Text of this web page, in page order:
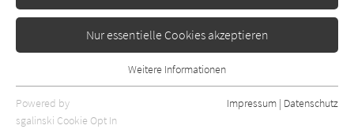
Nur essentielle Cookies akzeptieren
Essentielle Cookies werden für grundlegende Funktionen der
Webseite benötigt. Dadurch ist gewährleistet, dass die Webseite
Weitere Informationen
Powered by
sgalinski Cookie Opt In
Impressum | Datenschutz